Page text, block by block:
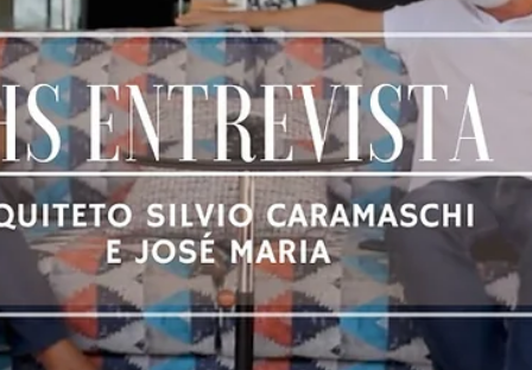
diferentes, sempre buscando satisfazer o nosso cliente seja em
casa,...